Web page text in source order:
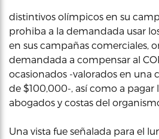
distintivos olímpicos en su
prohiba a la demandada usar
en sus campañas comerciales,
demandada a compensar al
ocasionados -valorados en una
de $100,000-, así como a pagar
abogados y costas del
Una vista fue señalada para el